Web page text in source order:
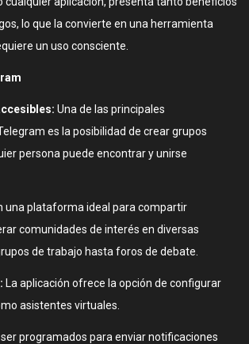
lo que la convierte en una herramienta
un uso consciente.
Una de las principales
es la posibilidad de crear grupos
persona puede encontrar y unirse
una plataforma ideal para compartir
comunidades de interés en diversas
de trabajo hasta foros de debate.
La aplicación ofrece la opción de configurar
asistentes virtuales.
programados para enviar notificaciones